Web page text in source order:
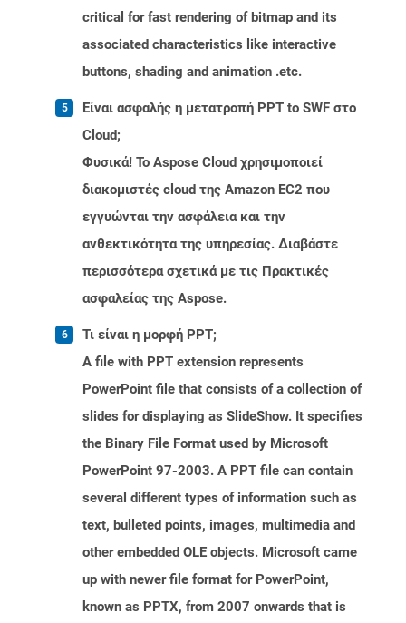
critical for fast rendering of bitmap and its
associated characteristics like interactive
buttons, shading and animation .etc.
Είναι ασφαλής η μετατροπή PPT to SWF στο
Cloud;
Φυσικά! Το Aspose Cloud χρησιμοποιεί
διακομιστές cloud της Amazon EC2 που
εγγυώνται την ασφάλεια και την
ανθεκτικότητα της υπηρεσίας. Διαβάστε
περισσότερα σχετικά με τις Πρακτικές
ασφαλείας της Aspose.
Τι είναι η μορφή PPT;
A file with PPT extension represents
PowerPoint file that consists of a collection of
slides for displaying as SlideShow. It specifies
the Binary File Format used by Microsoft
PowerPoint 97-2003. A PPT file can contain
several different types of information such as
text, bulleted points, images, multimedia and
other embedded OLE objects. Microsoft came
up with newer file format for PowerPoint,
known as PPTX, from 2007 onwards that is